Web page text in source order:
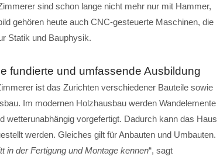
sind schon lange nicht mehr nur mit Hammer,
gehören heute auch CNC-gesteuerte Maschinen, die
Statik und Bauphysik.
fundierte und umfassende Ausbildung
ist das Zurichten verschiedener Bauteile sowie
Im modernen Holzhausbau werden Wandelemente
wetterunabhängig vorgefertigt. Dadurch kann das Haus
werden. Gleiches gilt für Anbauten und Umbauten.
in der Fertigung und Montage kennen“, sagt